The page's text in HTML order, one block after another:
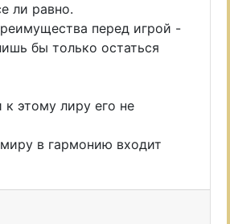
ли равно.
перед игрой -
бы только остаться
этому лиру его не
в гармонию входит